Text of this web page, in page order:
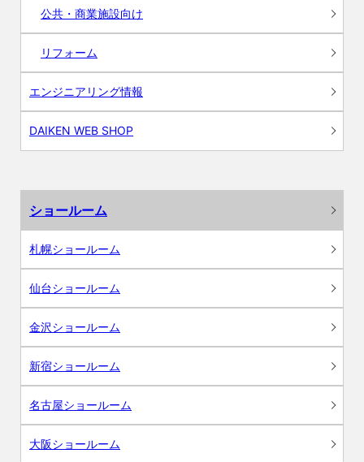
公共・商業施設向け
リフォーム
エンジニアリング情報
DAIKEN WEB SHOP
ショールーム
札幌ショールーム
仙台ショールーム
金沢ショールーム
新宿ショールーム
名古屋ショールーム
大阪ショールーム